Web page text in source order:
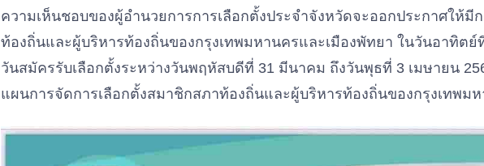
ความเห็นชอบของผู้อำนวยการการเลือกตั้งประจำจังหวัดจะออกประกาศให้มี
ท้องถิ่นและผู้บริหารท้องถิ่นของกรุงเทพมหานครและเมืองพัทยา ในวันอาทิตย์
วันสมัครรับเลือกตั้งระหว่างวันพฤหัสบดีที่ 31 มีนาคม ถึงวันพุธที่ 3 เมษายน
แผนการจัดการเลือกตั้งสมาชิกสภาท้องถิ่นและผู้บริหารท้องถิ่นของกรุงเทพม